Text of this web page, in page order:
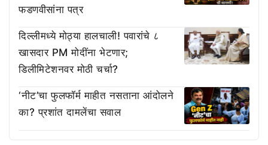
फडणवीसांना पत्र
दिल्लीमध्ये मोठ्या हालचाली! पवारांचे ८
खासदार PM मोदींना भेटणार;
डिलीमिटेशनवर मोठी चर्चा?
‘नीट’चा फुलफॉर्म माहीत नसताना आंदोलने
का? प्रशांत दामलेंचा सवाल